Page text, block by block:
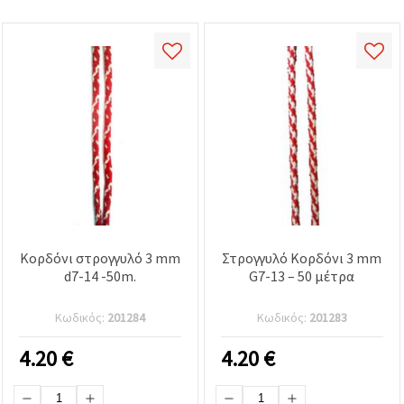
Κορδόνι στρογγυλό 3 mm
d7-14 -50m.
Κωδικός: 201284
4.20€
Στρογγυλό Κορδόνι 3 mm
G7-13 – 50 μέτρα
Κωδικός: 201283
4.20€